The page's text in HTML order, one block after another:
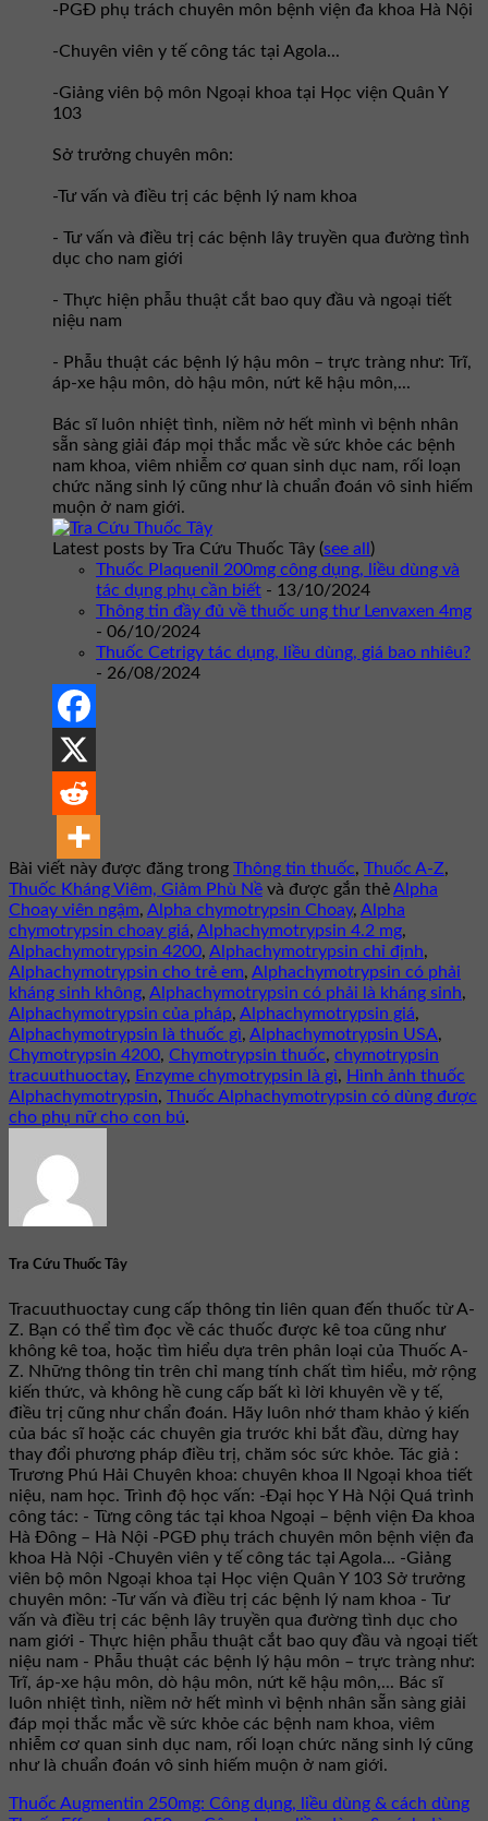
-PGĐ phụ trách chuyên môn bệnh viện đa khoa Hà Nội
-Chuyên viên y tế công tác tại Agola...
-Giảng viên bộ môn Ngoại khoa tại Học viện Quân Y
103
Sở trưởng chuyên môn:
-Tư vấn và điều trị các bệnh lý nam khoa
- Tư vấn và điều trị các bệnh lây truyền qua đường tình
dục cho nam giới
- Thực hiện phẫu thuật cắt bao quy đầu và ngoại tiết
niệu nam
- Phẫu thuật các bệnh lý hậu môn – trực tràng như: Trĩ,
áp-xe hậu môn, dò hậu môn, nứt kẽ hậu môn,...
Bác sĩ luôn nhiệt tình, niềm nở hết mình vì bệnh nhân
sẵn sàng giải đáp mọi thắc mắc về sức khỏe các bệnh
nam khoa, viêm nhiễm cơ quan sinh dục nam, rối loạn
chức năng sinh lý cũng như là chuẩn đoán vô sinh hiếm
muộn ở nam giới.
Latest posts by Tra Cứu Thuốc Tây (see all )
Thuốc Plaquenil 200mg công dụng, liều dùng và
tác dụng phụ cần biết - 13/10/2024
Thông tin đầy đủ về thuốc ung thư Lenvaxen 4mg
- 06/10/2024
Thuốc Cetrigy tác dụng, liều dùng, giá bao nhiêu?
- 26/08/2024
Bài viết này được đăng trong Thông tin thuốc, Thuốc A-Z,
Thuốc Kháng Viêm, Giảm Phù Nề và được gắn thẻAlpha
Choay viên ngậm, Alpha chymotrypsin Choay, Alpha
chymotrypsin choay giá, Alphachymotrypsin 4.2 mg,
Alphachymotrypsin 4200, Alphachymotrypsin chỉ định,
Alphachymotrypsin cho trẻ em, Alphachymotrypsin có phải
kháng sinh không, Alphachymotrypsin có phải là kháng sinh,
Alphachymotrypsin của pháp, Alphachymotrypsin giá,
Alphachymotrypsin là thuốc gì, Alphachymotrypsin USA,
Chymotrypsin 4200, Chymotrypsin thuốc, chymotrypsin
tracuuthuoctay, Enzyme chymotrypsin là gì, Hình ảnh thuốc
Alphachymotrypsin, Thuốc Alphachymotrypsin có dùng được
cho phụ nữ cho con bú.
Tra Cứu Thuốc Tây
Tracuuthuoctay cung cấp thông tin liên quan đến thuốc từ A-
Z. Bạn có thể tìm đọc về các thuốc được kê toa cũng như
không kê toa, hoặc tìm hiểu dựa trên phân loại của Thuốc A-
Z. Những thông tin trên chỉ mang tính chất tìm hiểu, mở rộng
kiến thức, và không hề cung cấp bất kì lời khuyên về y tế,
điều trị cũng như chẩn đoán. Hãy luôn nhớ tham khảo ý kiến
của bác sĩ hoặc các chuyên gia trước khi bắt đầu, dừng hay
thay đổi phương pháp điều trị, chăm sóc sức khỏe. Tác giả :
Trương Phú Hải Chuyên khoa: chuyên khoa II Ngoại khoa tiết
niệu, nam học. Trình độ học vấn: -Đại học Y Hà Nội Quá trình
công tác: - Từng công tác tại khoa Ngoại – bệnh viện Đa khoa
Hà Đông – Hà Nội -PGĐ phụ trách chuyên môn bệnh viện đa
khoa Hà Nội -Chuyên viên y tế công tác tại Agola... -Giảng
viên bộ môn Ngoại khoa tại Học viện Quân Y 103 Sở trưởng
chuyên môn: -Tư vấn và điều trị các bệnh lý nam khoa - Tư
vấn và điều trị các bệnh lây truyền qua đường tình dục cho
nam giới - Thực hiện phẫu thuật cắt bao quy đầu và ngoại tiết
niệu nam - Phẫu thuật các bệnh lý hậu môn – trực tràng như:
Trĩ, áp-xe hậu môn, dò hậu môn, nứt kẽ hậu môn,... Bác sĩ
luôn nhiệt tình, niềm nở hết mình vì bệnh nhân sẵn sàng giải
đáp mọi thắc mắc về sức khỏe các bệnh nam khoa, viêm
nhiễm cơ quan sinh dục nam, rối loạn chức năng sinh lý cũng
như là chuẩn đoán vô sinh hiếm muộn ở nam giới.
Thuốc Augmentin 250mg: Công dụng, liều dùng & cách dùng